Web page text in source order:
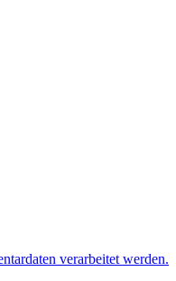
verarbeitet werden.